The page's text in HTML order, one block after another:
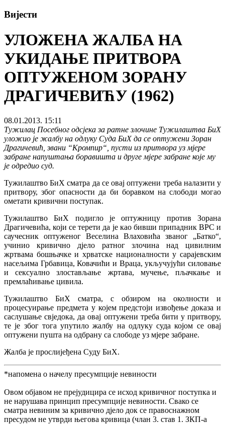
Вијести
УЛОЖЕНА ЖАЛБА НА
УКИДАЊЕ ПРИТВОРА
ОПТУЖЕНОМ ЗОРАНУ
ДРАГИЧЕВИЋУ (1962)
08.01.2013. 15:11
Тужилац Посебног одсјека за ратне злочине Тужилаштва БиХ
уложио је жалбу на одлуку Суда БиХ да се оптужени Зоран
Драгичевић, звани “Кромпир“, пусти из притвора уз мјере
забране напуштања боравишта и друге мјере забране које му
је одредио суд.
Тужилаштво БиХ сматра да се овај оптужени треба налазити у
притвору, због опасности да би боравком на слободи могао
ометати кривични поступак.
Тужилаштво БиХ подигло је оптужницу против Зорана
Драгичевића, који се терети да је као бивши припадник ВРС и
саучесник оптуженог Веселина Влаховића званог „Батко“,
учинио кривично дјело ратног злочина над цивилним
жртвама бошњачке и хрватске националности у сарајевским
насељима Грбавица, Ковачићи и Враца, укључујући силовање
и сексуално злостављање жртава, мучење, пљачкање и
премлаћивање цивила.
Тужилаштво БиХ сматра, с обзиром на околности и
процесуирање предмета у којем предстоји извођење доказа и
саслушање свједока, да овај оптужени треба бити у притвору,
те је због тога упутило жалбу на одлуку суда којом се овај
оптужени пушта на одбрану са слободе уз мјере забране.
Жалба је прослијеђена Суду БиХ.
*напомена о начелу пресумпције невиности
Овом објавом не прејудицира се исход кривичног поступка и
не нарушава принцип пресумпције невиности. Свако се
сматра невиним за кривично дјело док се правоснажном
пресудом не утврди његова кривица (члан 3. став 1. ЗКП-а